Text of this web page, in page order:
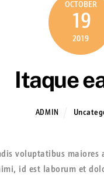
OCTOBER
19
2019
Itaque
ADMIN
voluptatibus
id est laborum et